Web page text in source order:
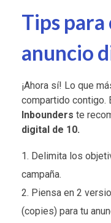
Tips para
anuncio
¡Ahora sí! Lo que
compartido contigo.
Inbounders te
digital de 10.
Delimita los
campaña.
Piensa en 2
(copies) para tu